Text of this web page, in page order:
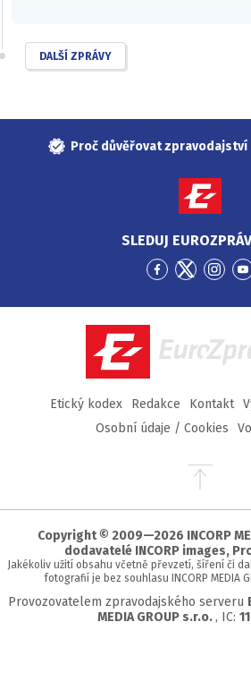
DALŠÍ ZPRÁVY
Proč důvěřovat zpravodajství
SLEDUJ
Přejít
Facebook
Přejít
Twitter
Přejít
EuroZprávy.cz
Etický kodex Redakce Kontakt
Osobní údaje / Cookies
Přejít
stránky
Copyright © 2009—2026 INCORP
dodavatelé INCORP images,
Jakékoliv užití obsahu včetně převzetí, šíření či
fotografií je bez souhlasu INCORP MEDIA
Provozovatelem zpravodajského serveru
MEDIA GROUP s.r.o. , IC: